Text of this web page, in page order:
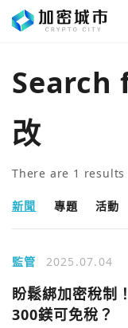
Search
改
There are 1 results
新聞 專題 活動
監管 2025.07.04
盼鬆綁加密稅制
300鎂可免稅？
您已閒置5分鐘，